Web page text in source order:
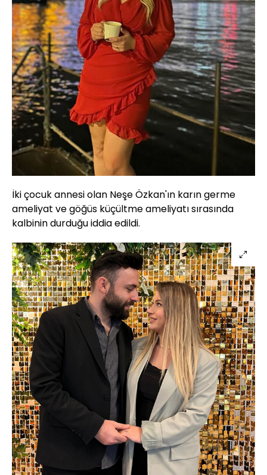
İki çocuk annesi olan Neşe Özkan'ın karın germe
ameliyat ve göğüs küçültme ameliyatı sırasında
kalbinin durduğu iddia edildi.